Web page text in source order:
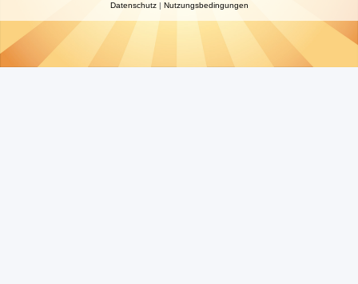
Datenschutz| Nutzungsbedingungen